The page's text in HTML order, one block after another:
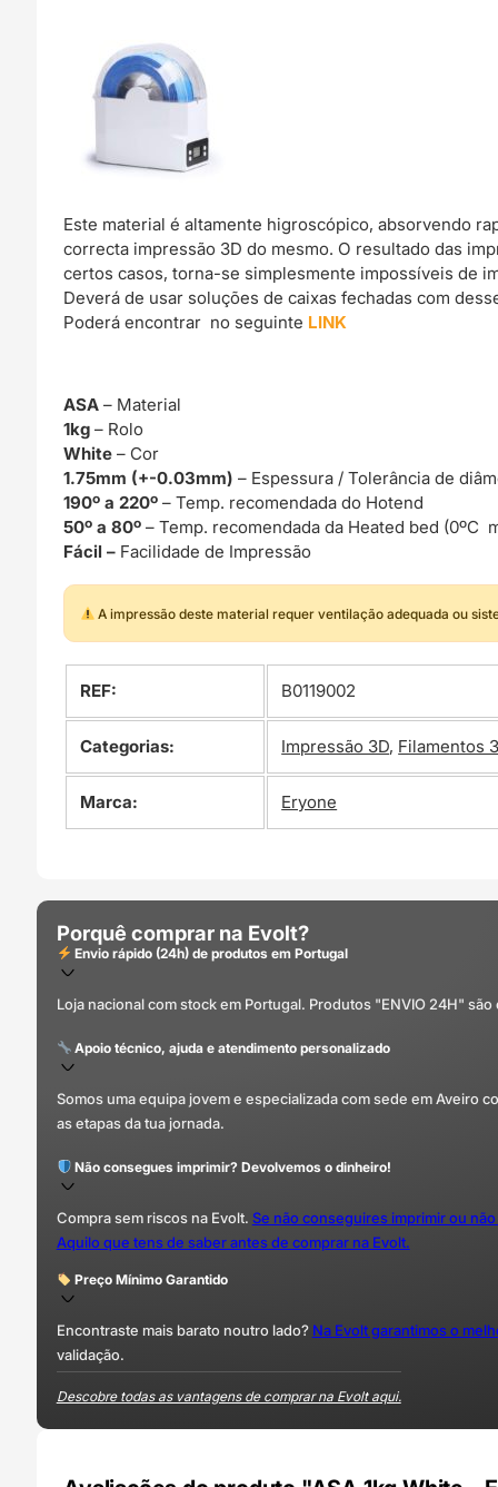
Este material é altamente higroscópico, absorvendo
correcta impressão 3D do mesmo. O resultado das
certos casos, torna-se simplesmente impossíveis de
Deverá de usar soluções de caixas fechadas com
Poderá encontrar no seguinte LINK
ASA– Material
1kg – Rolo
White– Cor
1.75mm (+-0.03mm)– Espessura / Tolerância de
190º a 220º– Temp. recomendada do Hotend
50º a 80º– Temp. recomendada da Heated bed (0ºC
Fácil – Facilidade de Impressão
A impressão deste material requer ventilação adequada ou
REF: B0119002
Categorias: Impressão 3D, Filamentos
Marca: Eryone
Porquê comprar na Evolt?
Envio rápido (24h) de produtos em Portugal
Loja nacional com stock em Portugal. Produtos "ENVIO 24H"
Apoio técnico, ajuda e atendimento personalizado
Somos uma equipa jovem e especializada com sede em Aveiro
as etapas da tua jornada.
Não consegues imprimir? Devolvemos o dinheiro!
Compra sem riscos na Evolt. Se não conseguires imprimir ou
Aquilo que tens de saber antes de comprar na Evolt.
Preço Mínimo Garantido
Encontraste mais barato noutro lado? Na Evolt garantimos o
validação.
Descobre todas as vantagens de comprar na Evolt aqui.